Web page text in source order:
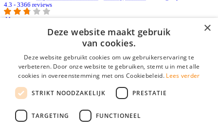
4.3 - 3366 reviews
E-mail*
Wachtwoord
login gegevens onthouden
login
×
Deze website maakt gebruik
van cookies.
Deze website gebruikt cookies om uw gebruikerservaring te
verbeteren. Door onze website te gebruiken, stemt u in met alle
cookies in overeenstemming met ons Cookiebeleid. Lees verder
STRIKT NOODZAKELIJK PRESTATIE
TARGETING FUNCTIONEEL